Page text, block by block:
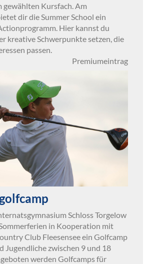
gewählten Kursfach. Am
dir die Summer School ein
Hier kannst du
kreative Schwerpunkte setzen, die
passen.
Premiumeintrag
Schloss Torgelow
in Kooperation mit
Club Fleesensee ein Golfcamp
Jugendliche zwischen 9 und 18
werden Golfcamps für